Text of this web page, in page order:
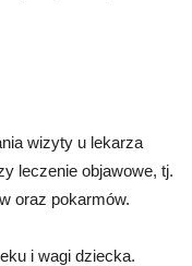
wizyty u lekarza
leczenie objawowe, tj.
oraz pokarmów.
i wagi dziecka.